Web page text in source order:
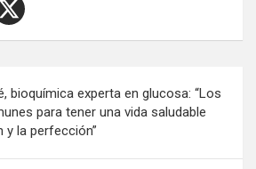
bioquímica experta en glucosa: “Los
para tener una vida saludable
la perfección”